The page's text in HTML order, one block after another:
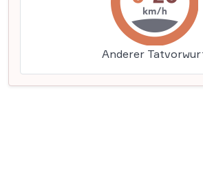
Anderer